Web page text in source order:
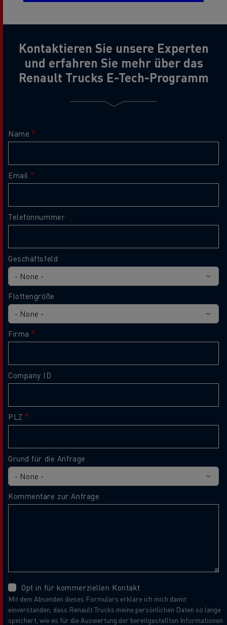
Kontaktieren Sie unsere Experten
und erfahren Sie mehr über das
Renault Trucks E-Tech-Programm
Name
Email
Telefonnummer
Geschäftsfeld
Flottengröße
Firma
Company ID
PLZ
Grund für die Anfrage
Kommentare zur Anfrage
Opt in für kommerziellen Kontakt
Mit dem Absenden dieses Formulars erkläre ich mich damit
einverstanden, dass Renault Trucks meine persönlichen Daten so lange
speichert, wie es für die Auswertung der bereitgestellten Informationen